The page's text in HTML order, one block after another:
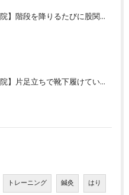
【神楽坂 整骨院】階段を降りるたびに股関節の前側が痛んでいた40代女性の症例報告｜CureSta鍼灸整骨院
【神楽坂 整骨院】片足立ちで靴下履けていますか？｜CureSta鍼灸整骨院
トレーニング 鍼灸 はり